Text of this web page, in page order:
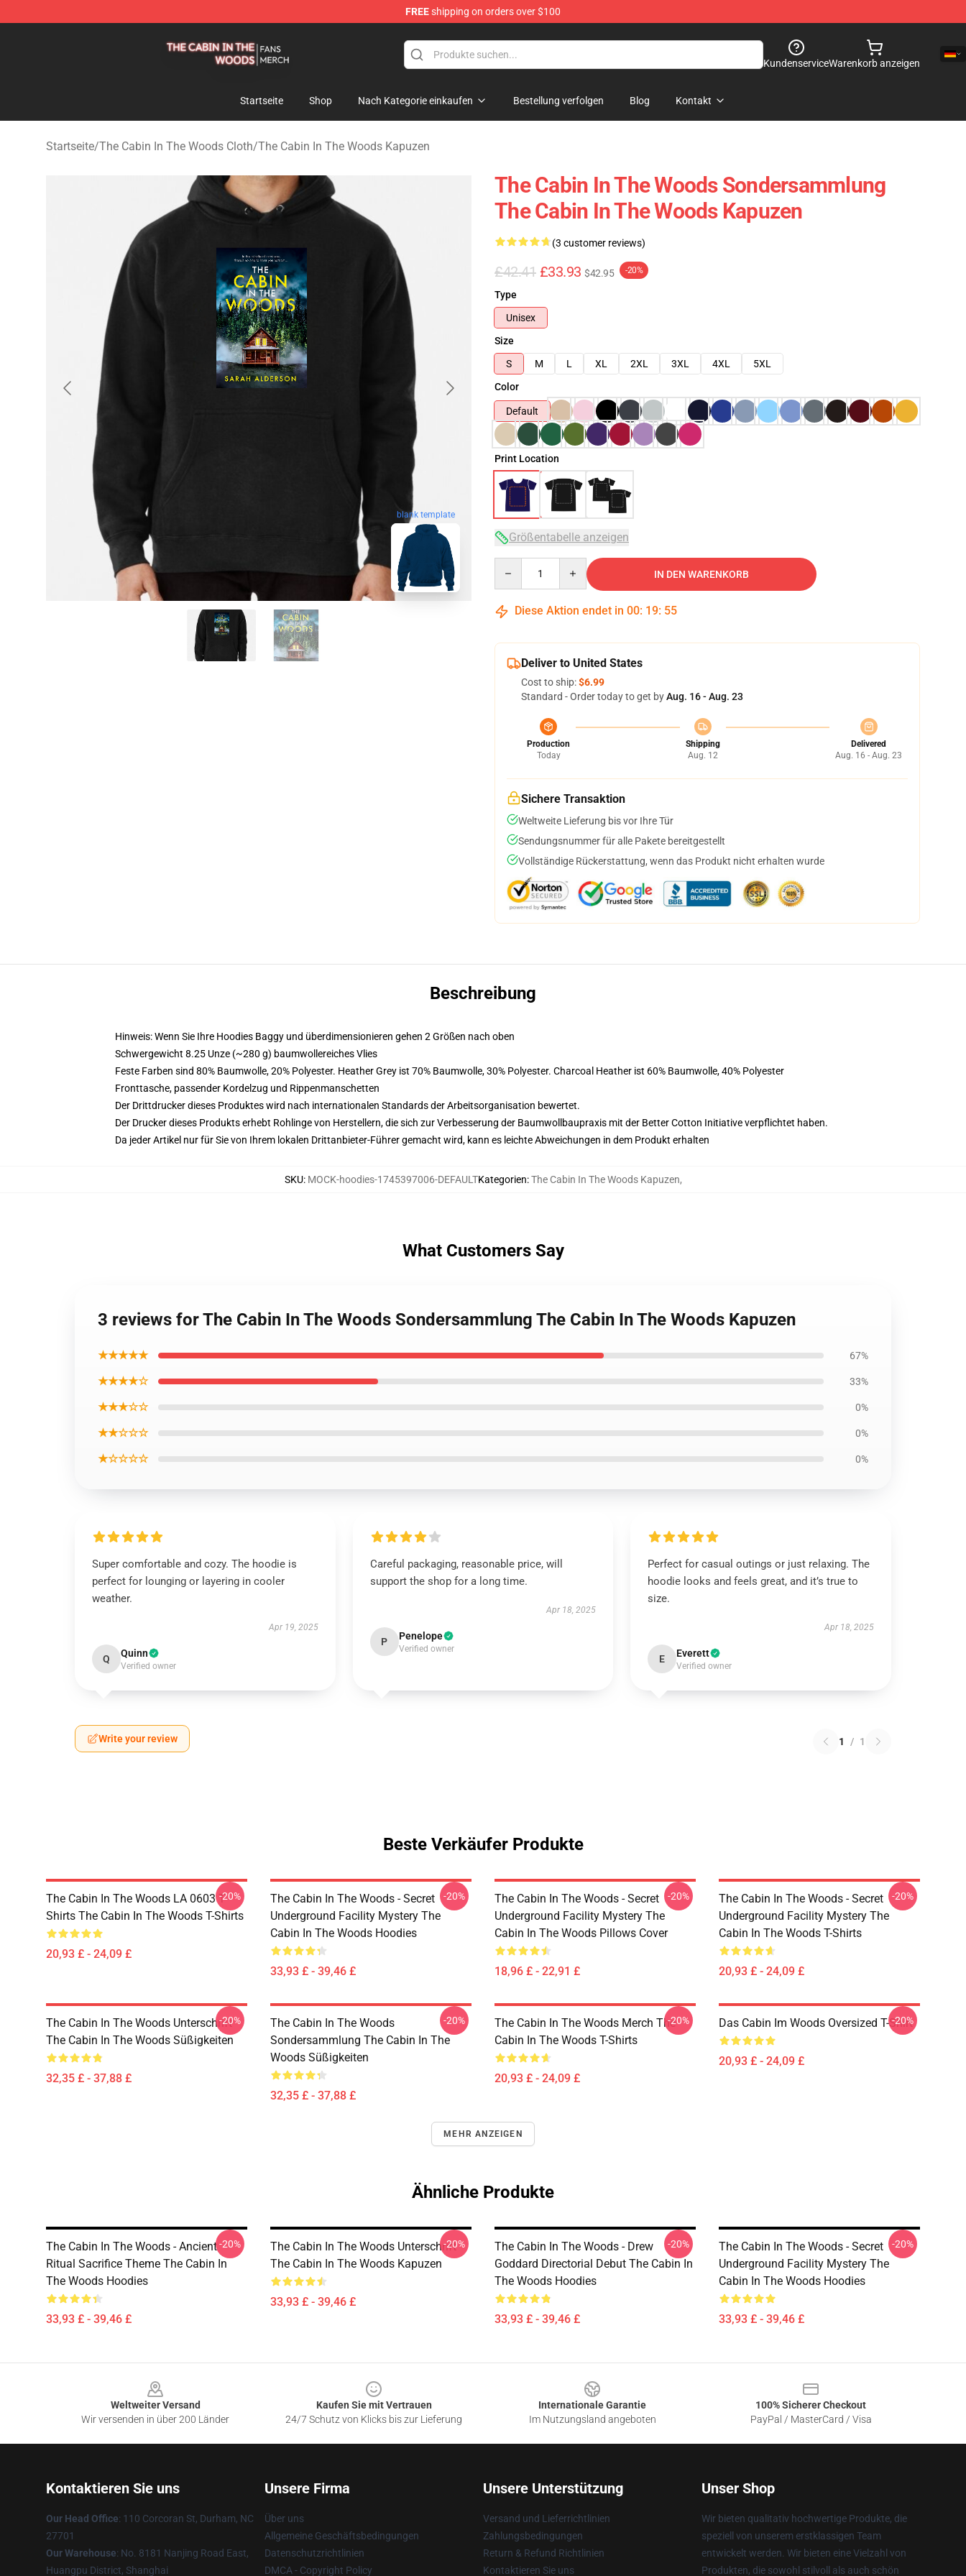
FREEshipping on orders over $100
KundenserviceWarenkorb anzeigen
Startseite Shop Nach Kategorie einkaufen Bestellung verfolgen Blog Kontakt
Startseite/The Cabin In The Woods Cloth/The Cabin In The Woods Kapuzen
blank template
The Cabin In The Woods Sondersammlung
The Cabin In The Woods Kapuzen
(3 customer reviews)
£42.41 £33.93 $42.95 -20%
Type
Unisex
Size
S
M L XL 2XL 3XL 4XL
5XL
Color
Default
Print Location
Größentabelle anzeigen
IN DEN WARENKORB
Diese Aktion endet in 00: 19: 54
Deliver to United States
Cost to ship:$6.99
Standard - Order today to get byAug. 16 - Aug. 23
Production
Today
Shipping
Aug. 12
Delivered
Aug. 16 - Aug. 23
Sichere Transaktion
Weltweite Lieferung bis vor Ihre Tür
Sendungsnummer für alle Pakete bereitgestellt
Vollständige Rückerstattung, wenn das Produkt nicht erhalten wurde
Beschreibung
Hinweis: Wenn Sie Ihre Hoodies Baggy und überdimensionieren gehen 2 Größen nach oben
Schwergewicht 8.25 Unze (~280 g) baumwollereiches Vlies
Feste Farben sind 80% Baumwolle, 20% Polyester. Heather Grey ist 70% Baumwolle, 30% Polyester. Charcoal Heather ist 60% Baumwolle, 40% Polyester
Fronttasche, passender Kordelzug und Rippenmanschetten
Der Drittdrucker dieses Produktes wird nach internationalen Standards der Arbeitsorganisation bewertet.
Der Drucker dieses Produkts erhebt Rohlinge von Herstellern, die sich zur Verbesserung der Baumwollbaupraxis mit der Better Cotton Initiative verpflichtet haben.
Da jeder Artikel nur für Sie von Ihrem lokalen Drittanbieter-Führer gemacht wird, kann es leichte Abweichungen in dem Produkt erhalten
SKU: MOCK-hoodies-1745397006-DEFAULTKategorien:The Cabin In The Woods Kapuzen,
What Customers Say
3 reviews for The Cabin In The Woods Sondersammlung The Cabin In The Woods Kapuzen
★★★★★ 67%
★★★★☆ 33%
★★★☆☆ 0%
★★☆☆☆ 0%
★☆☆☆☆ 0%
Super comfortable and cozy. The hoodie is
perfect for lounging or layering in cooler
weather.
Apr 19, 2025
Q Quinn
Verified owner
Careful packaging, reasonable price, will
support the shop for a long time.
Apr 18, 2025
P Penelope
Verified owner
Perfect for casual outings or just relaxing. The
hoodie looks and feels great, and it’s true to
size.
Apr 18, 2025
E Everett
Verified owner
Write your review 1 / 1
Beste Verkäufer Produkte
The Cabin In The Woods LA 0603 T-
Shirts The Cabin In The Woods T-Shirts
20,93 £ - 24,09 £
-20%
The Cabin In The Woods - Secret
Underground Facility Mystery The
Cabin In The Woods Hoodies
33,93 £ - 39,46 £
-20%
The Cabin In The Woods - Secret
Underground Facility Mystery The
Cabin In The Woods Pillows Cover
18,96 £ - 22,91 £
-20%
The Cabin In The Woods - Secret
Underground Facility Mystery The
Cabin In The Woods T-Shirts
20,93 £ - 24,09 £
-20%
The Cabin In The Woods Unterschrift
The Cabin In The Woods Süßigkeiten
32,35 £ - 37,88 £
-20%
The Cabin In The Woods
Sondersammlung The Cabin In The
Woods Süßigkeiten
32,35 £ - 37,88 £
-20%
The Cabin In The Woods Merch The
Cabin In The Woods T-Shirts
20,93 £ - 24,09 £
-20% Das Cabin Im Woods Oversized T-Shirt
20,93 £ - 24,09 £
-20%
MEHR ANZEIGEN
Ähnliche Produkte
The Cabin In The Woods - Ancient
Ritual Sacrifice Theme The Cabin In
The Woods Hoodies
33,93 £ - 39,46 £
-20%
The Cabin In The Woods Unterschrift
The Cabin In The Woods Kapuzen
33,93 £ - 39,46 £
-20%
The Cabin In The Woods - Drew
Goddard Directorial Debut The Cabin In
The Woods Hoodies
33,93 £ - 39,46 £
-20%
The Cabin In The Woods - Secret
Underground Facility Mystery The
Cabin In The Woods Hoodies
33,93 £ - 39,46 £
-20%
Weltweiter Versand
Wir versenden in über 200 Länder
Kaufen Sie mit Vertrauen
24/7 Schutz von Klicks bis zur Lieferung
Internationale Garantie
Im Nutzungsland angeboten
100% Sicherer Checkout
PayPal / MasterCard / Visa
Kontaktieren Sie uns
Our Head Office: 110 Corcoran St, Durham, NC
27701
Our Warehouse: No. 8181 Nanjing Road East,
Huangpu District, Shanghai
Unsere Firma
Über uns
Allgemeine Geschäftsbedingungen
Datenschutzrichtlinien
DMCA - Copyright Policy
Unsere Unterstützung
Versand und Lieferrichtlinien
Zahlungsbedingungen
Return & Refund Richtlinien
Kontaktieren Sie uns
Unser Shop
Wir bieten qualitativ hochwertige Produkte, die
speziell von unserem erstklassigen Team
entwickelt werden. Wir bieten eine Vielzahl von
Produkten, die sowohl stilvoll als auch schön